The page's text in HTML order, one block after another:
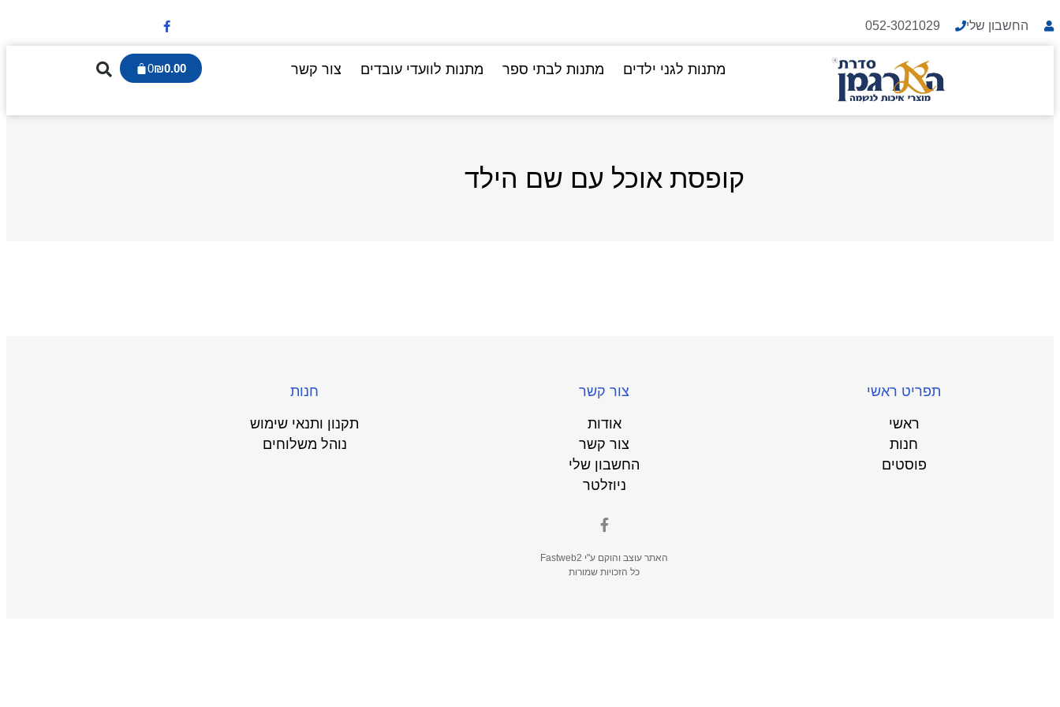
החשבון שלי 052-3021029
מתנות לגני ילדים מתנות לבתי ספר מתנות לוועדי עובדים צור קשר ₪0.00
0
קופסת אוכל עם שם הילד
תפריט ראשי
ראשי
חנות
פוסטים
צור קשר
אודות
צור קשר
החשבון שלי
ניוזלטר
חנות
תקנון ותנאי שימוש
נוהל משלוחים
האתר עוצב והוקם ע"י Fastweb2
כל הזכויות שמורות